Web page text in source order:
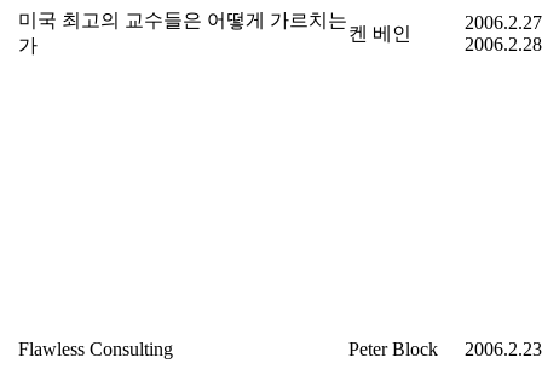
미국 최고의 교수들은 어떻게 가르치는
가
켄 베인
2006.2.28
Flawless Consulting Peter Block